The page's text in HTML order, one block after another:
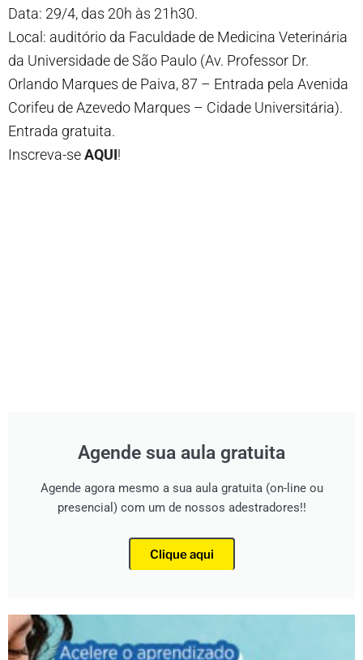
Data: 29/4, das 20h às 21h30.
Local: auditório da Faculdade de Medicina Veterinária
da Universidade de São Paulo (Av. Professor Dr.
Orlando Marques de Paiva, 87 – Entrada pela Avenida
Corifeu de Azevedo Marques – Cidade Universitária).
Entrada gratuita.
Inscreva-seAQUI!
Agende sua aula gratuita
Agende agora mesmo a sua aula gratuita (on-line ou
presencial) com um de nossos adestradores!!
Clique aqui